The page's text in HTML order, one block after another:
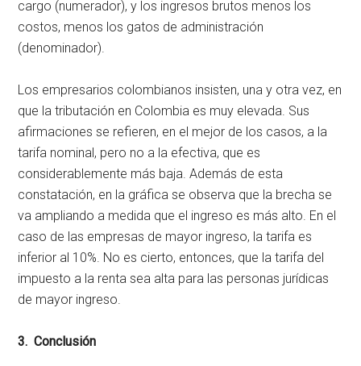
cargo (numerador), y los ingresos brutos menos los
costos, menos los gatos de administración
(denominador).
Los empresarios colombianos insisten, una y otra vez, en
que la tributación en Colombia es muy elevada. Sus
afirmaciones se refieren, en el mejor de los casos, a la
tarifa nominal, pero no a la efectiva, que es
considerablemente más baja. Además de esta
constatación, en la gráfica se observa que la brecha se
va ampliando a medida que el ingreso es más alto. En el
caso de las empresas de mayor ingreso, la tarifa es
inferior al 10%. No es cierto, entonces, que la tarifa del
impuesto a la renta sea alta para las personas jurídicas
de mayor ingreso.
3. Conclusión